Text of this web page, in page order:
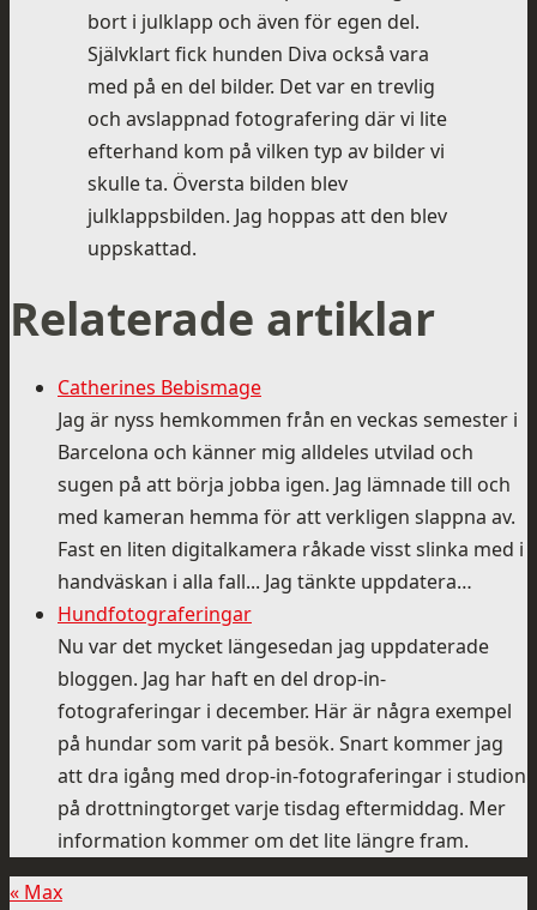
bort i julklapp och även för egen del.
Självklart fick hunden Diva också vara
med på en del bilder. Det var en trevlig
och avslappnad fotografering där vi lite
efterhand kom på vilken typ av bilder vi
skulle ta. Översta bilden blev
julklappsbilden. Jag hoppas att den blev
uppskattad.
Relaterade artiklar
Catherines Bebismage
Jag är nyss hemkommen från en veckas semester i
Barcelona och känner mig alldeles utvilad och
sugen på att börja jobba igen. Jag lämnade till och
med kameran hemma för att verkligen slappna av.
Fast en liten digitalkamera råkade visst slinka med i
handväskan i alla fall... Jag tänkte uppdatera…
Hundfotograferingar
Nu var det mycket längesedan jag uppdaterade
bloggen. Jag har haft en del drop-in-
fotograferingar i december. Här är några exempel
på hundar som varit på besök. Snart kommer jag
att dra igång med drop-in-fotograferingar i studion
på drottningtorget varje tisdag eftermiddag. Mer
information kommer om det lite längre fram.
« Max